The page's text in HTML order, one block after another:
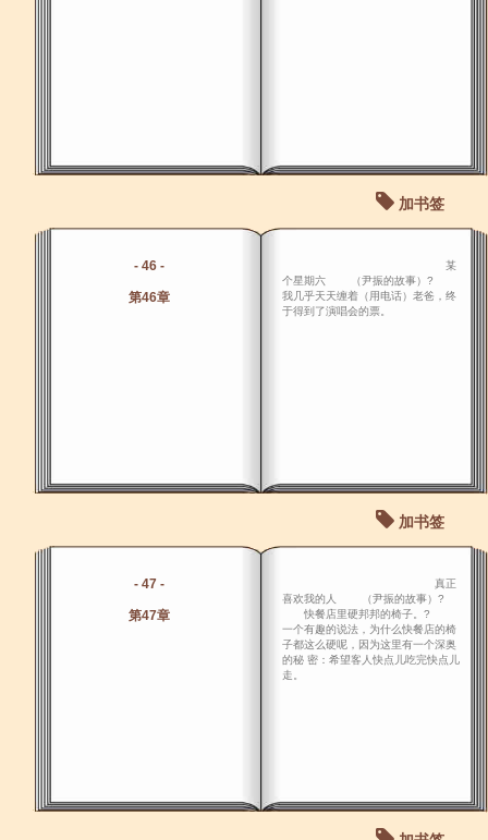
加书签
- 46 -
第46章
某
个星期六 （尹振的故事）?
我几乎天天缠着（用电话）老爸，终
于得到了演唱会的票。
加书签
- 47 -
第47章
真正
喜欢我的人 （尹振的故事）?
快餐店里硬邦邦的椅子。?
一个有趣的说法，为什么快餐店的椅
子都这么硬呢，因为这里有一个深奥
的秘 密：希望客人快点儿吃完快点儿
走。